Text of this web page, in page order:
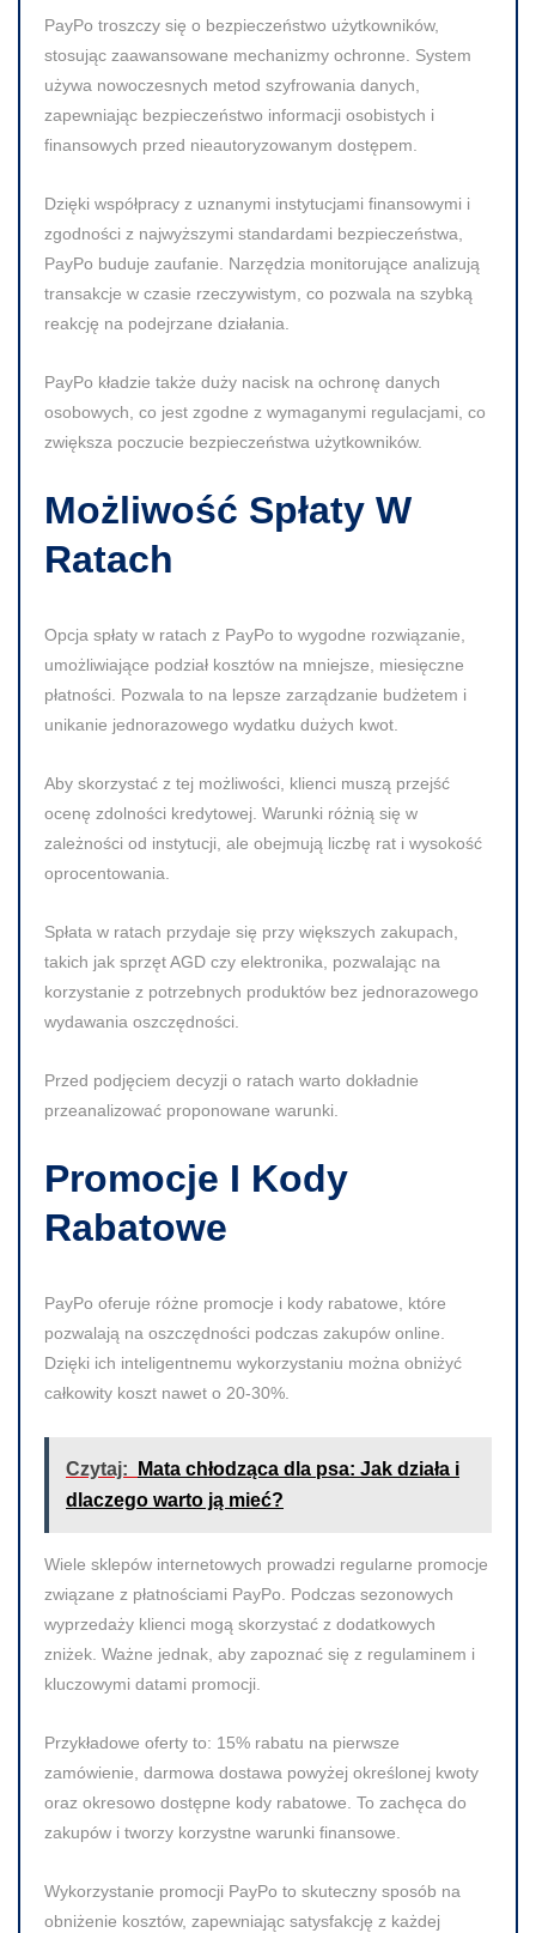
PayPo troszczy się o bezpieczeństwo użytkowników,
stosując zaawansowane mechanizmy ochronne. System
używa nowoczesnych metod szyfrowania danych,
zapewniając bezpieczeństwo informacji osobistych i
finansowych przed nieautoryzowanym dostępem.
Dzięki współpracy z uznanymi instytucjami finansowymi i
zgodności z najwyższymi standardami bezpieczeństwa,
PayPo buduje zaufanie. Narzędzia monitorujące analizują
transakcje w czasie rzeczywistym, co pozwala na szybką
reakcję na podejrzane działania.
PayPo kładzie także duży nacisk na ochronę danych
osobowych, co jest zgodne z wymaganymi regulacjami, co
zwiększa poczucie bezpieczeństwa użytkowników.
Możliwość Spłaty W
Ratach
Opcja spłaty w ratach z PayPo to wygodne rozwiązanie,
umożliwiające podział kosztów na mniejsze, miesięczne
płatności. Pozwala to na lepsze zarządzanie budżetem i
unikanie jednorazowego wydatku dużych kwot.
Aby skorzystać z tej możliwości, klienci muszą przejść
ocenę zdolności kredytowej. Warunki różnią się w
zależności od instytucji, ale obejmują liczbę rat i wysokość
oprocentowania.
Spłata w ratach przydaje się przy większych zakupach,
takich jak sprzęt AGD czy elektronika, pozwalając na
korzystanie z potrzebnych produktów bez jednorazowego
wydawania oszczędności.
Przed podjęciem decyzji o ratach warto dokładnie
przeanalizować proponowane warunki.
Promocje I Kody
Rabatowe
PayPo oferuje różne promocje i kody rabatowe, które
pozwalają na oszczędności podczas zakupów online.
Dzięki ich inteligentnemu wykorzystaniu można obniżyć
całkowity koszt nawet o 20-30%.
Czytaj:
Mata chłodząca dla psa: Jak działa i
dlaczego warto ją mieć?
Wiele sklepów internetowych prowadzi regularne promocje
związane z płatnościami PayPo. Podczas sezonowych
wyprzedaży klienci mogą skorzystać z dodatkowych
zniżek. Ważne jednak, aby zapoznać się z regulaminem i
kluczowymi datami promocji.
Przykładowe oferty to: 15% rabatu na pierwsze
zamówienie, darmowa dostawa powyżej określonej kwoty
oraz okresowo dostępne kody rabatowe. To zachęca do
zakupów i tworzy korzystne warunki finansowe.
Wykorzystanie promocji PayPo to skuteczny sposób na
obniżenie kosztów, zapewniając satysfakcję z każdej